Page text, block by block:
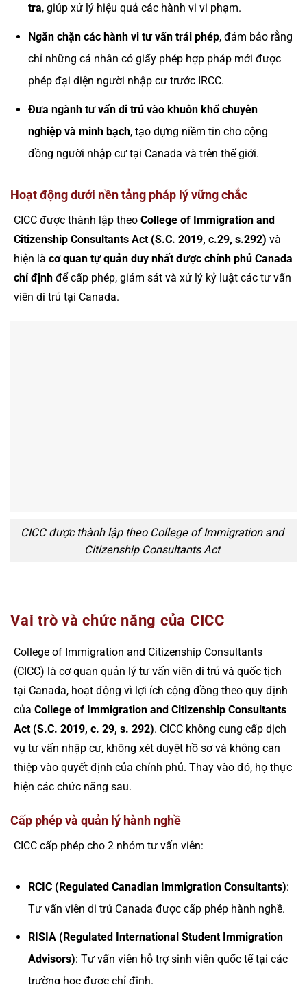
tra, giúp xử lý hiệu quả các hành vi vi phạm.
Ngăn chặn các hành vi tư vấn trái phép, đảm bảo rằng
chỉ những cá nhân có giấy phép hợp pháp mới được
phép đại diện người nhập cư trước IRCC.
Đưa ngành tư vấn di trú vào khuôn khổ chuyên
nghiệp và minh bạch, tạo dựng niềm tin cho cộng
đồng người nhập cư tại Canada và trên thế giới.
Hoạt động dưới nền tảng pháp lý vững chắc
CICC được thành lập theo College of Immigration and
Citizenship Consultants Act (S.C. 2019, c.29, s.292) và
hiện là cơ quan tự quản duy nhất được chính phủ Canada
chỉ định để cấp phép, giám sát và xử lý kỷ luật các tư vấn
viên di trú tại Canada.
CICC được thành lập theo College of Immigration and
Citizenship Consultants Act
Vai trò và chức năng của CICC
College of Immigration and Citizenship Consultants
(CICC) là cơ quan quản lý tư vấn viên di trú và quốc tịch
tại Canada, hoạt động vì lợi ích cộng đồng theo quy định
của College of Immigration and Citizenship Consultants
Act (S.C. 2019, c. 29, s. 292). CICC không cung cấp dịch
vụ tư vấn nhập cư, không xét duyệt hồ sơ và không can
thiệp vào quyết định của chính phủ. Thay vào đó, họ thực
hiện các chức năng sau.
Cấp phép và quản lý hành nghề
CICC cấp phép cho 2 nhóm tư vấn viên:
RCIC (Regulated Canadian Immigration Consultants):
Tư vấn viên di trú Canada được cấp phép hành nghề.
RISIA (Regulated International Student Immigration
Advisors): Tư vấn viên hỗ trợ sinh viên quốc tế tại các
trường học được chỉ định.